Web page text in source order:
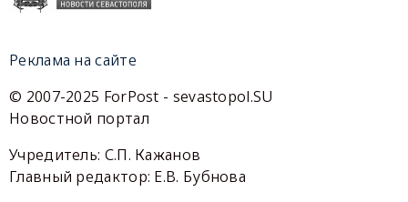
Реклама на сайте
© 2007-2025 ForPost - sevastopol.SU
Новостной портал
Учредитель: С.П. Кажанов
Главный редактор: Е.В. Бубнова